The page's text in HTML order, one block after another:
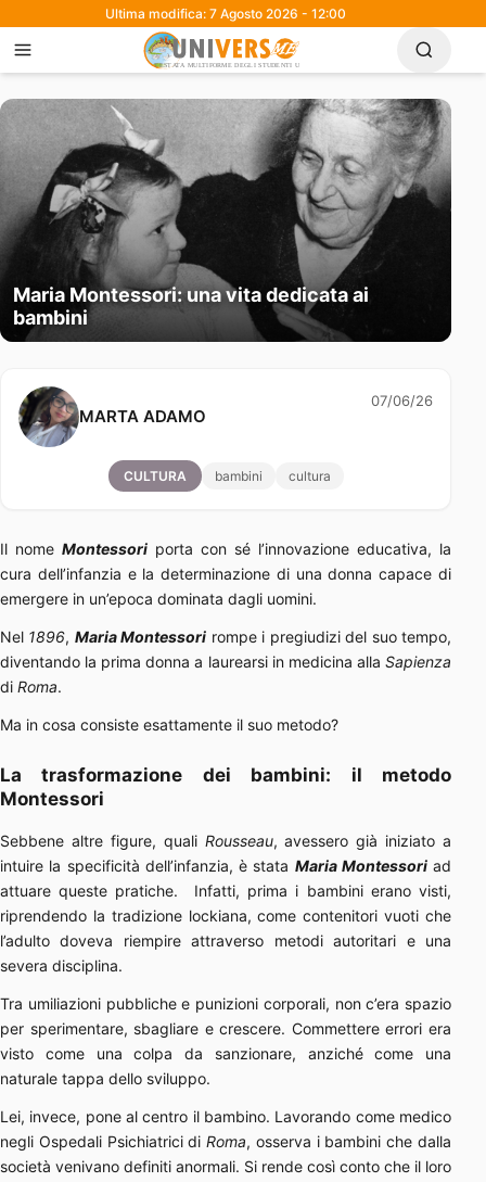
Ultima modifica: 7 Agosto 2026 - 12:00
Maria Montessori: una vita dedicata ai
bambini
MARTA ADAMO
07/06/26
CULTURA bambini cultura
Il nome Montessori porta con sé l’innovazione educativa, la
cura dell’infanzia e la determinazione di una donna capace di
emergere in un’epoca dominata dagli uomini.
Nel 1896, Maria Montessori rompe i pregiudizi del suo tempo,
diventando la prima donna a laurearsi in medicina alla Sapienza
di Roma.
Ma in cosa consiste esattamente il suo metodo?
La trasformazione dei bambini: il metodo
Montessori
Sebbene altre figure, quali Rousseau, avessero già iniziato a
intuire la specificità dell’infanzia, è stata Maria Montessoriad
attuare queste pratiche. Infatti, prima i bambini erano visti,
riprendendo la tradizione lockiana, come contenitori vuoti che
l’adulto doveva riempire attraverso metodi autoritari e una
severa disciplina.
Tra umiliazioni pubbliche e punizioni corporali, non c’era spazio
per sperimentare, sbagliare e crescere. Commettere errori era
visto come una colpa da sanzionare, anziché come una
naturale tappa dello sviluppo.
Lei, invece, pone al centro il bambino. Lavorando come medico
negli Ospedali Psichiatrici diRoma, osserva i bambini che dalla
società venivano definiti anormali. Si rende così conto che il loro